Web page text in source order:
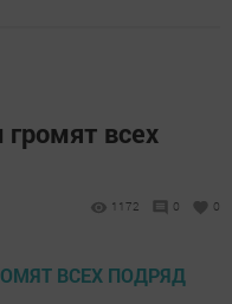
всех
1172 0 0